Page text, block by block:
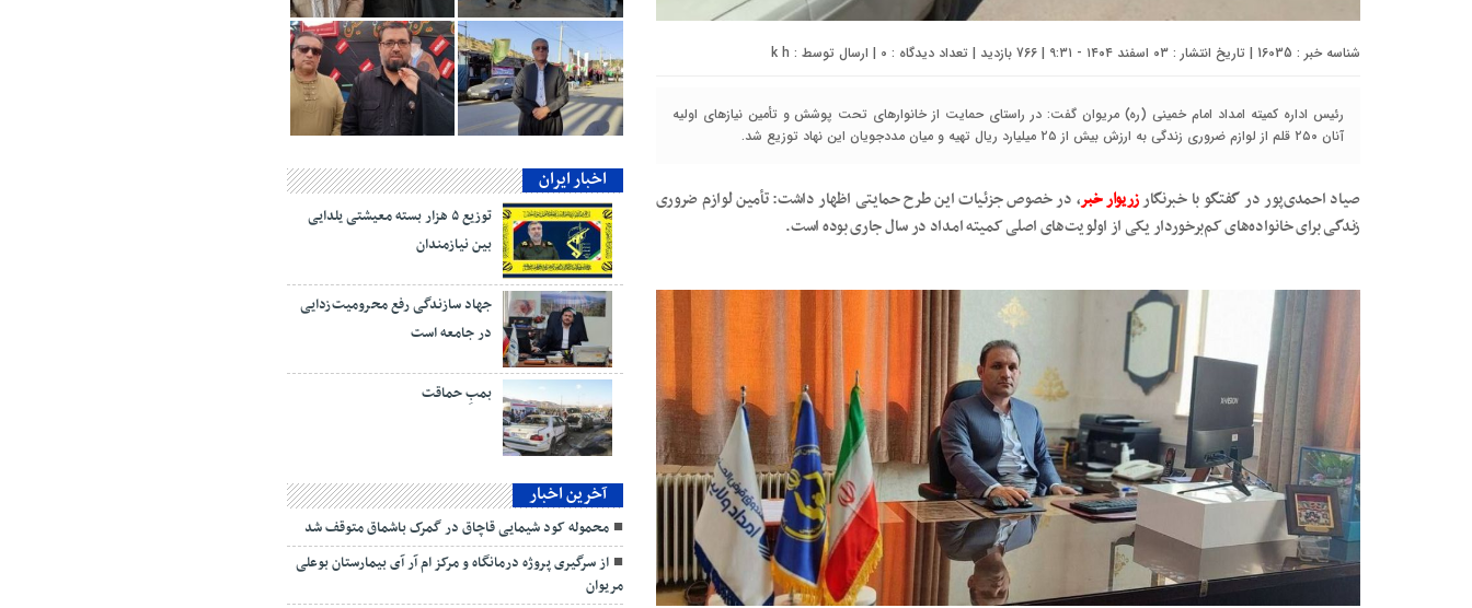
شناسه خبر : 16035 | تاریخ انتشار : ۰۳ اسفند ۱۴۰۴ - ۹:۳۱ | 766 بازدید | تعداد دیدگاه : 0 | ارسال توسط : k h
رئیس اداره کمیته امداد امام خمینی (ره) مریوان گفت: در راستای حمایت از خانوارهای تحت پوشش و تأمین نیازهای اولیه
آنان ۲۵۰ قلم از لوازم ضروری زندگی به ارزش بیش از ۲۵ میلیارد ریال تهیه و میان مددجویان این نهاد توزیع شد.
صیاد احمدی‌پور در گفتگو با خبرنگارزریوار خبر، در خصوص جزئیات این طرح حمایتی اظهار داشت: تأمین لوازم ضروری
زندگی برای خانواده‌های کم‌برخوردار یکی از اولویت‌های اصلی کمیته امداد در سال جاری بوده است.
اخبار ایران
توزیع ۵ هزار بسته معیشتی یلدایی
بین نیازمندان
جهاد سازندگی رفع محرومیت‌زدایی
در جامعه است
بمبِ حماقت
آخرین اخبار
محموله کود شیمایی قاچاق در گمرک باشماق متوقف شد
از سرگیری پروژه درمانگاه و مرکز ام آر آی بیمارستان بوعلی
مریوان